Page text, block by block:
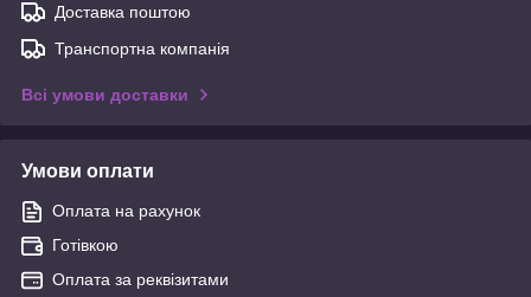
Доставка поштою
Транспортна компанія
Всі умови доставки
Умови оплати
Оплата на рахунок
Готівкою
Оплата за реквізитами